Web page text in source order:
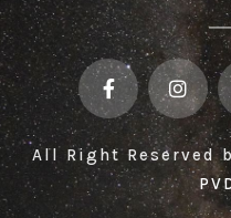
All Right Reserved